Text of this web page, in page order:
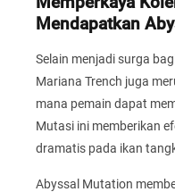
Mendapatkan
Selain menjadi surga
Mariana Trench juga
mana pemain dapat
Mutasi ini memberikan
dramatis pada ikan
Abyssal Mutation